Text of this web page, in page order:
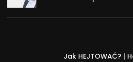
Jak HEJTOWAĆ? |